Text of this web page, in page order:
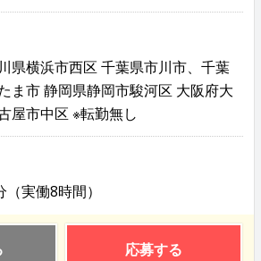
県横浜市西区 千葉県市川市、千葉
ま市 静岡県静岡市駿河区 大阪府大
屋市中区 ※転勤無し
実働8時間）
応募する